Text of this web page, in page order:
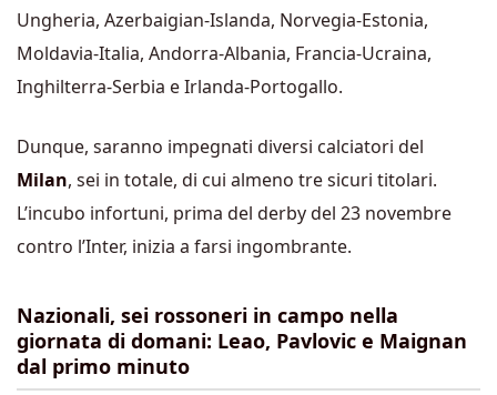
Ungheria, Azerbaigian-Islanda, Norvegia-Estonia,
Moldavia-Italia, Andorra-Albania, Francia-Ucraina,
Inghilterra-Serbia e Irlanda-Portogallo.
Dunque, saranno impegnati diversi calciatori del
Milan, sei in totale, di cui almeno tre sicuri titolari.
L’incubo infortuni, prima del derby del 23 novembre
contro l’Inter, inizia a farsi ingombrante.
Nazionali, sei rossoneri in campo nella
giornata di domani: Leao, Pavlovic e Maignan
dal primo minuto